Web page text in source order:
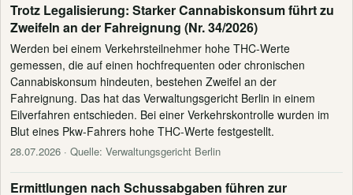
Trotz Legalisierung: Starker Cannabiskonsum führt zu
Zweifeln an der Fahreignung (Nr. 34/2026)
Werden bei einem Verkehrsteilnehmer hohe THC-Werte
gemessen, die auf einen hochfrequenten oder chronischen
Cannabiskonsum hindeuten, bestehen Zweifel an der
Fahreignung. Das hat das Verwaltungsgericht Berlin in einem
Eilverfahren entschieden. Bei einer Verkehrskontrolle wurden im
Blut eines Pkw-Fahrers hohe THC-Werte festgestellt.
28.07.2026 · Quelle: Verwaltungsgericht Berlin
Ermittlungen nach Schussabgaben führen zur